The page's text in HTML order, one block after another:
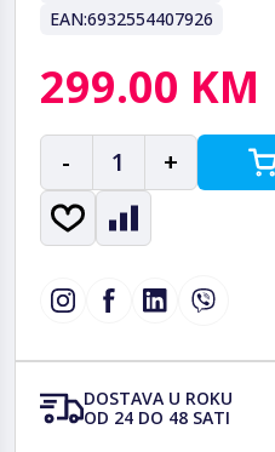
EAN:6932554407926
299.00 KM
- 1 +
DOSTAVA U ROKU
OD 24 DO 48 SATI